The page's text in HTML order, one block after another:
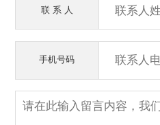
联 系 人
手机号码